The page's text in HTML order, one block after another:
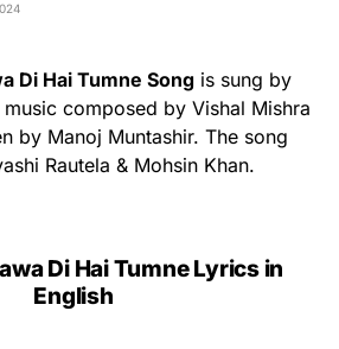
Di Hai Tumne Songis sung by
composed by Vishal Mishra
by Manoj Muntashir. The song
Rautela & Mohsin Khan.
Di Hai Tumne Lyrics in
English